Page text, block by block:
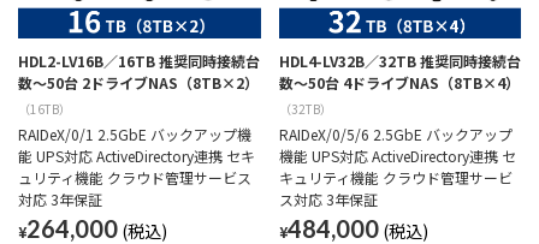
HDL2-LV16B／16TB 推奨同時接続台
数～50台 2ドライブNAS（8TB×2）
（16TB）
RAIDeX/0/1 2.5GbE バックアップ機
能 UPS対応 ActiveDirectory連携 セキ
ュリティ機能 クラウド管理サービス
対応 3年保証
¥264,000
HDL4-LV32B／32TB 推奨同時接続台
数～50台 4ドライブNAS（8TB×4）
（32TB）
RAIDeX/0/5/6 2.5GbE バックアップ
機能 UPS対応 ActiveDirectory連携 セ
キュリティ機能 クラウド管理サービ
ス対応 3年保証
¥484,000